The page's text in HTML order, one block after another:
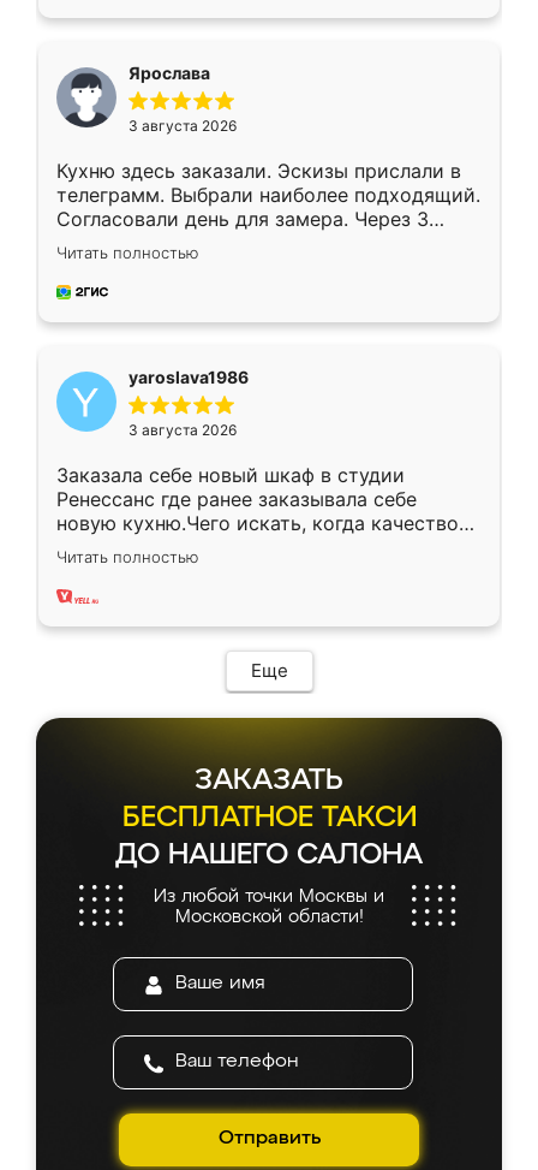
Ярослава
3 августа 2026
Кухню здесь заказали. Эскизы прислали в
телеграмм. Выбрали наиболее подходящий.
Согласовали день для замера. Через 3
недели кухня была уже готова. Остались
довольны работой. Спасибо Ренессанс
мебель за качественную работу!
Читать полностью
yaroslava1986
3 августа 2026
Заказала себе новый шкаф в студии
Ренессанс где ранее заказывала себе
новую кухню.Чего искать, когда качеством
вполне довольна. Служит кухня уже почти
два года, нареканий нет.
Читать полностью
Еще
ЗАКАЗАТЬ
БЕСПЛАТНОЕ ТАКСИ
ДО НАШЕГО САЛОНА
Из любой точки Москвы и
Московской области!
Отправить